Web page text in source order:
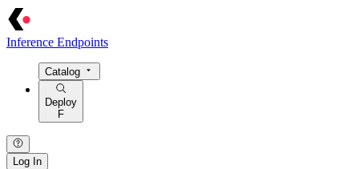
Inference Endpoints
Catalog
Deploy
F
Log In